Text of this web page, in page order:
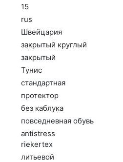
15
rus
Швей­ца­рия
зак­ры­тый круг­лый
зак­ры­тый
Ту­нис
стан­дарт­ная
про­тек­тор
без каб­лу­ка
пов­седнев­ная обувь
an­tist­ress
ri­eker­tex
лить­евой